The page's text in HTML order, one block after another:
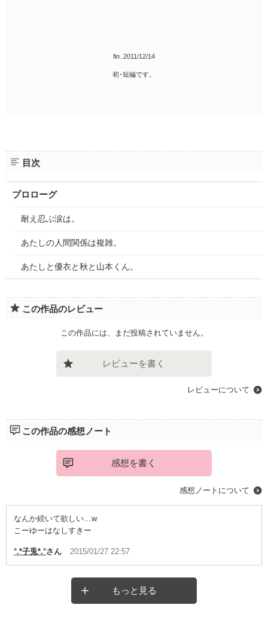
fin..2011/12/14
初･短編です。
目次
プロローグ
耐え忍ぶ涙は。
あたしの人間関係は複雑。
あたしと優衣と秋と山本くん。
この作品のレビュー
この作品には、まだ投稿されていません。
レビューを書く
レビューについて
この作品の感想ノート
感想を書く
感想ノートについて
なんか続いて欲しい…w
こーゆーはなしすきー
°.*子兎*.°さん 2015/01/27 22:57
もっと見る